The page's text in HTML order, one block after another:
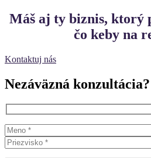
Máš aj ty biznis, ktorý
čo keby na
Kontaktuj nás
Nezáväzná konzultácia?